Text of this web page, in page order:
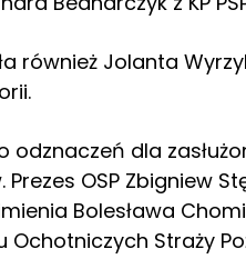
również Jolanta
odznaczeń dla
OSP Zbigniew
Bolesława
Straży